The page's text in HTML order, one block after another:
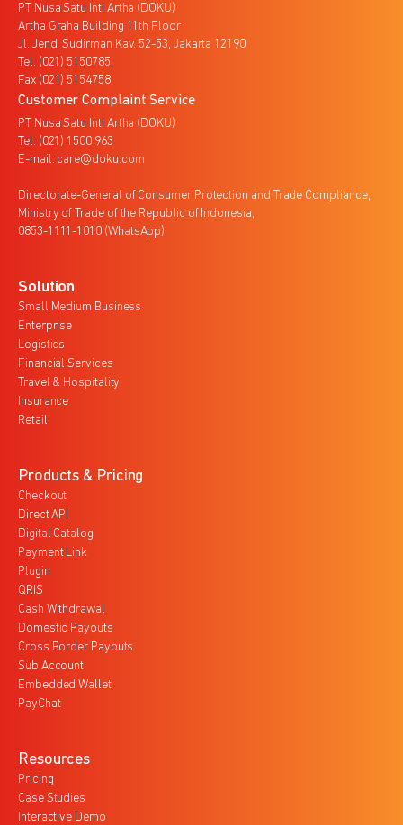
PT Nusa Satu Inti Artha (DOKU)
Artha Graha Building 11th Floor
Jl. Jend. Sudirman Kav. 52-53, Jakarta 12190
Tel. (021) 5150785,
Fax (021) 5154758
Customer Complaint Service
PT Nusa Satu Inti Artha (DOKU)
Tel: (021) 1500 963
E-mail: care@doku.com
Directorate-General of Consumer Protection and Trade Compliance,
Ministry of Trade of the Republic of Indonesia,
0853-1111-1010 (WhatsApp)
Solution
Small Medium Business
Enterprise
Logistics
Financial Services
Travel & Hospitality
Insurance
Retail
Products & Pricing
Checkout
Direct API
Digital Catalog
Payment Link
Plugin
QRIS
Cash Withdrawal
Domestic Payouts
Cross Border Payouts
Sub Account
Embedded Wallet
PayChat
Resources
Pricing
Case Studies
Interactive Demo